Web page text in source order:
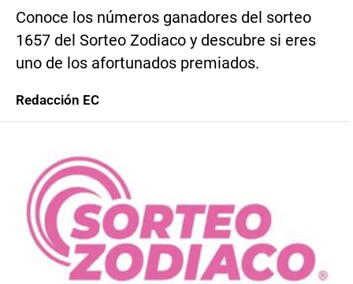
Conoce los números ganadores del sorteo
1657 del Sorteo Zodiaco y descubre si eres
uno de los afortunados premiados.
Redacción EC